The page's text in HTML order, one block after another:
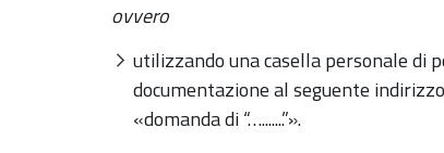
ovvero
utilizzando una casella personale di
documentazione al seguente
«domanda di “….......”».